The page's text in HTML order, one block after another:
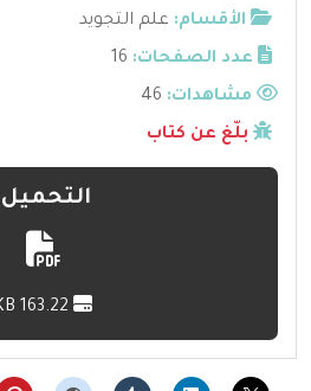
الأقسام: علم التجويد
عدد الصفحات: 16
مشاهدات:
بلّغ عن كتاب
التحميل